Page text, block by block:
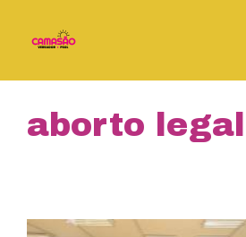
aborto legal